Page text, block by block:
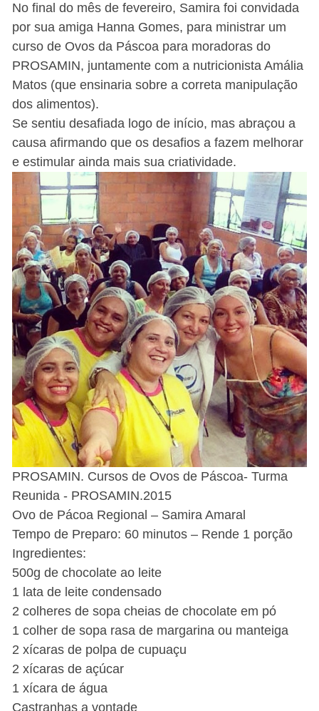
No final do mês de fevereiro, Samira foi convidada
por sua amiga Hanna Gomes, para ministrar um
curso de Ovos da Páscoa para moradoras do
PROSAMIN, juntamente com a nutricionista Amália
Matos (que ensinaria sobre a correta manipulação
dos alimentos).
Se sentiu desafiada logo de início, mas abraçou a
causa afirmando que os desafios a fazem melhorar
e estimular ainda mais sua criatividade.
PROSAMIN. Cursos de Ovos de Páscoa- Turma
Reunida - PROSAMIN.2015
Ovo de Pácoa Regional – Samira Amaral
Tempo de Preparo: 60 minutos – Rende 1 porção
Ingredientes:
500g de chocolate ao leite
1 lata de leite condensado
2 colheres de sopa cheias de chocolate em pó
1 colher de sopa rasa de margarina ou manteiga
2 xícaras de polpa de cupuaçu
2 xícaras de açúcar
1 xícara de água
Castranhas a vontade